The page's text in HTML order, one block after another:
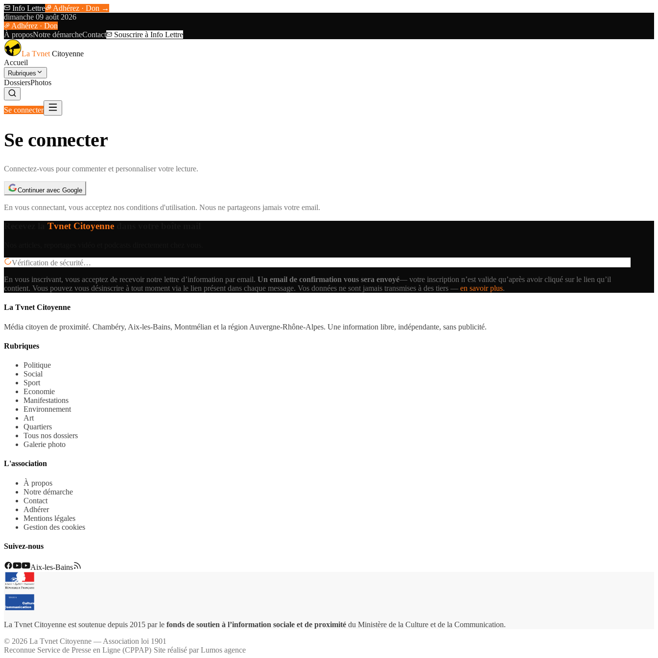
Info Lettre
Adhérez · Don →
dimanche 09 août 2026
Adhérez · Don
À proposNotre démarcheContact Souscrire à Info Lettre
La Tvnet Citoyenne
Accueil
Rubriques
DossiersPhotos
Se connecter
Se connecter
Connectez-vous pour commenter et personnaliser votre lecture.
Continuer avec Google
En vous connectant, vous acceptez nos conditions d'utilisation. Nous ne partageons jamais votre email.
Tvnet Citoyenne
Vérification de sécurité…
En vous inscrivant, vous acceptez de recevoir notre lettre d’information par email. Un email de confirmation vous sera envoyé— votre inscription n’est valide qu’après avoir cliqué sur le lien qu’il
contient. Vous pouvez vous désinscrire à tout moment via le lien présent dans chaque message. Vos données ne sont jamais transmises à des tiers — en savoir plus.
La Tvnet Citoyenne
Média citoyen de proximité. Chambéry, Aix-les-Bains, Montmélian et la région Auvergne-Rhône-Alpes. Une information libre, indépendante, sans publicité.
Rubriques
Politique
Social
Sport
Economie
Manifestations
Environnement
Art
Quartiers
Tous nos dossiers
Galerie photo
L'association
À propos
Notre démarche
Contact
Adhérer
Mentions légales
Gestion des cookies
Suivez-nous
Aix-les-Bains
La Tvnet Citoyenne est soutenue depuis 2015 par le fonds de soutien à l’information sociale et de proximité du Ministère de la Culture et de la Communication.
© 2026 La Tvnet Citoyenne — Association loi 1901
Reconnue Service de Presse en Ligne (CPPAP)·Site réalisé par Lumos agence